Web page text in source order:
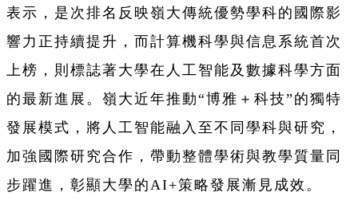
表示，是次排名反映嶺大傳統優勢學科的國際影
響力正持續提升，而計算機科學與信息系統首次
上榜，則標誌著大學在人工智能及數據科學方面
的最新進展。嶺大近年推動“博雅＋科技”的獨特
發展模式，將人工智能融入至不同學科與研究，
加強國際研究合作，帶動整體學術與教學質量同
步躍進，彰顯大學的AI+策略發展漸見成效。